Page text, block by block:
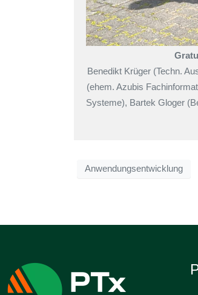
Benedikt Krüger (Techn.
(ehem. Azubis
Systeme), Bartek Gloger
Anwendungsentwicklung